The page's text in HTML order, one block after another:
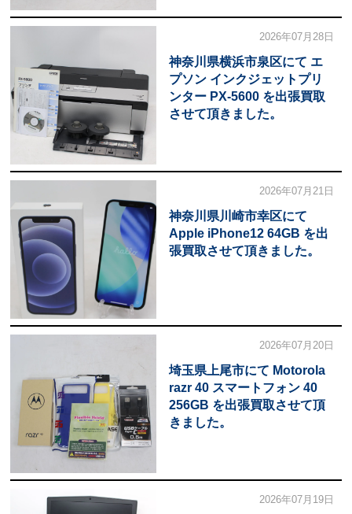
2026年07月28日
神奈川県横浜市泉区にて エ
プソン インクジェットプリ
ンター PX-5600 を出張買取
させて頂きました。
2026年07月21日
神奈川県川崎市幸区にて
Apple iPhone12 64GB を出
張買取させて頂きました。
2026年07月20日
埼玉県上尾市にて Motorola
razr 40 スマートフォン 40
256GB を出張買取させて頂
きました。
2026年07月19日